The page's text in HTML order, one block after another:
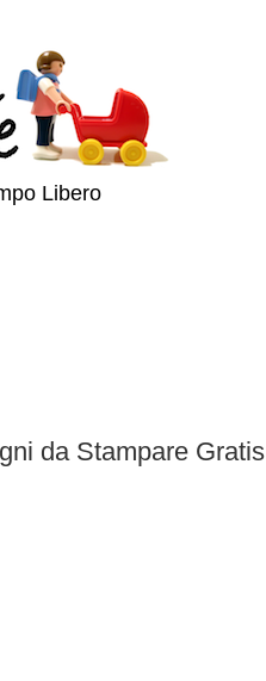
Libero
da Stampare Gratis